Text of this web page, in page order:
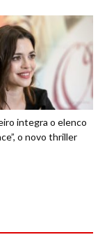
integra o elenco
o novo thriller